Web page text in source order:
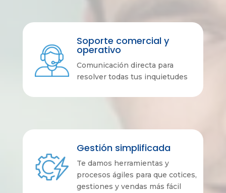
Soporte comercial y
operativo
Comunicación directa para
resolver todas tus inquietudes
Gestión simplificada
Te damos herramientas y
procesos ágiles para que cotices,
gestiones y vendas más fácil
Soporte comercial y
operativo
Comunicación directa para
resolver todas tus inquietudes
Gestión simplificada
Te damos herramientas y
procesos ágiles para que cotices,
gestiones y vendas más fácil